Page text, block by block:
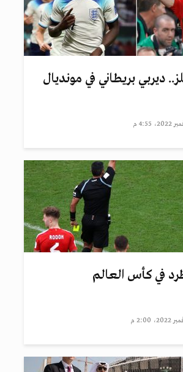
ديربي بريطاني في مونديال
في كأس العالم